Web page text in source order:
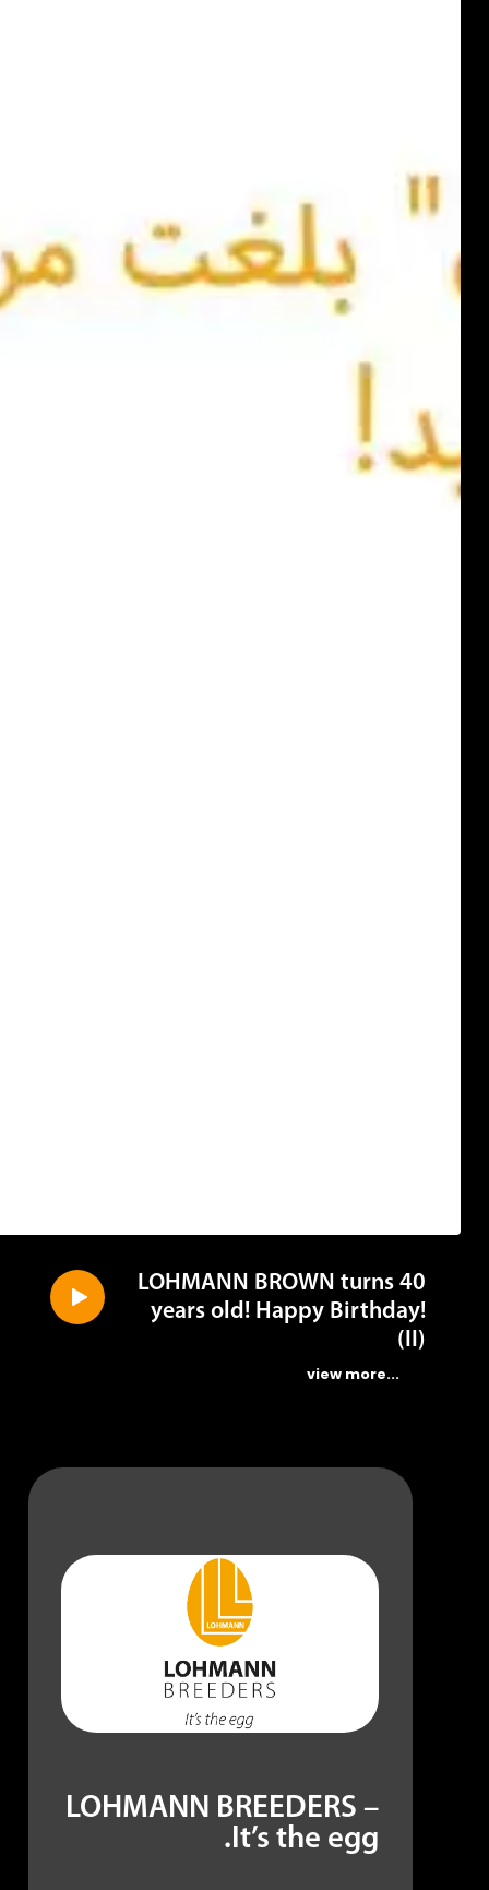
LOHMANN BROWN turns 40
years old! Happy Birthday!
LOHMANN BREEDERS –
It’s the egg.